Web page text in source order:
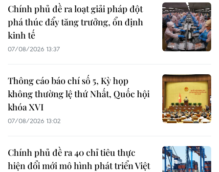
Chính phủ đề ra loạt giải pháp đột
phá thúc đẩy tăng trưởng, ổn định
kinh tế
07/08/2026 13:37
Thông cáo báo chí số 5, Kỳ họp
không thường lệ thứ Nhất, Quốc hội
khóa XVI
07/08/2026 13:02
Chính phủ đề ra 40 chỉ tiêu thực
hiện đổi mới mô hình phát triển Việt